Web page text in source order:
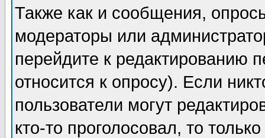
Также как и сообщения,
модераторы или
перейдите к редактированию
относится к опросу). Если
пользователи могут
кто-то проголосовал, то